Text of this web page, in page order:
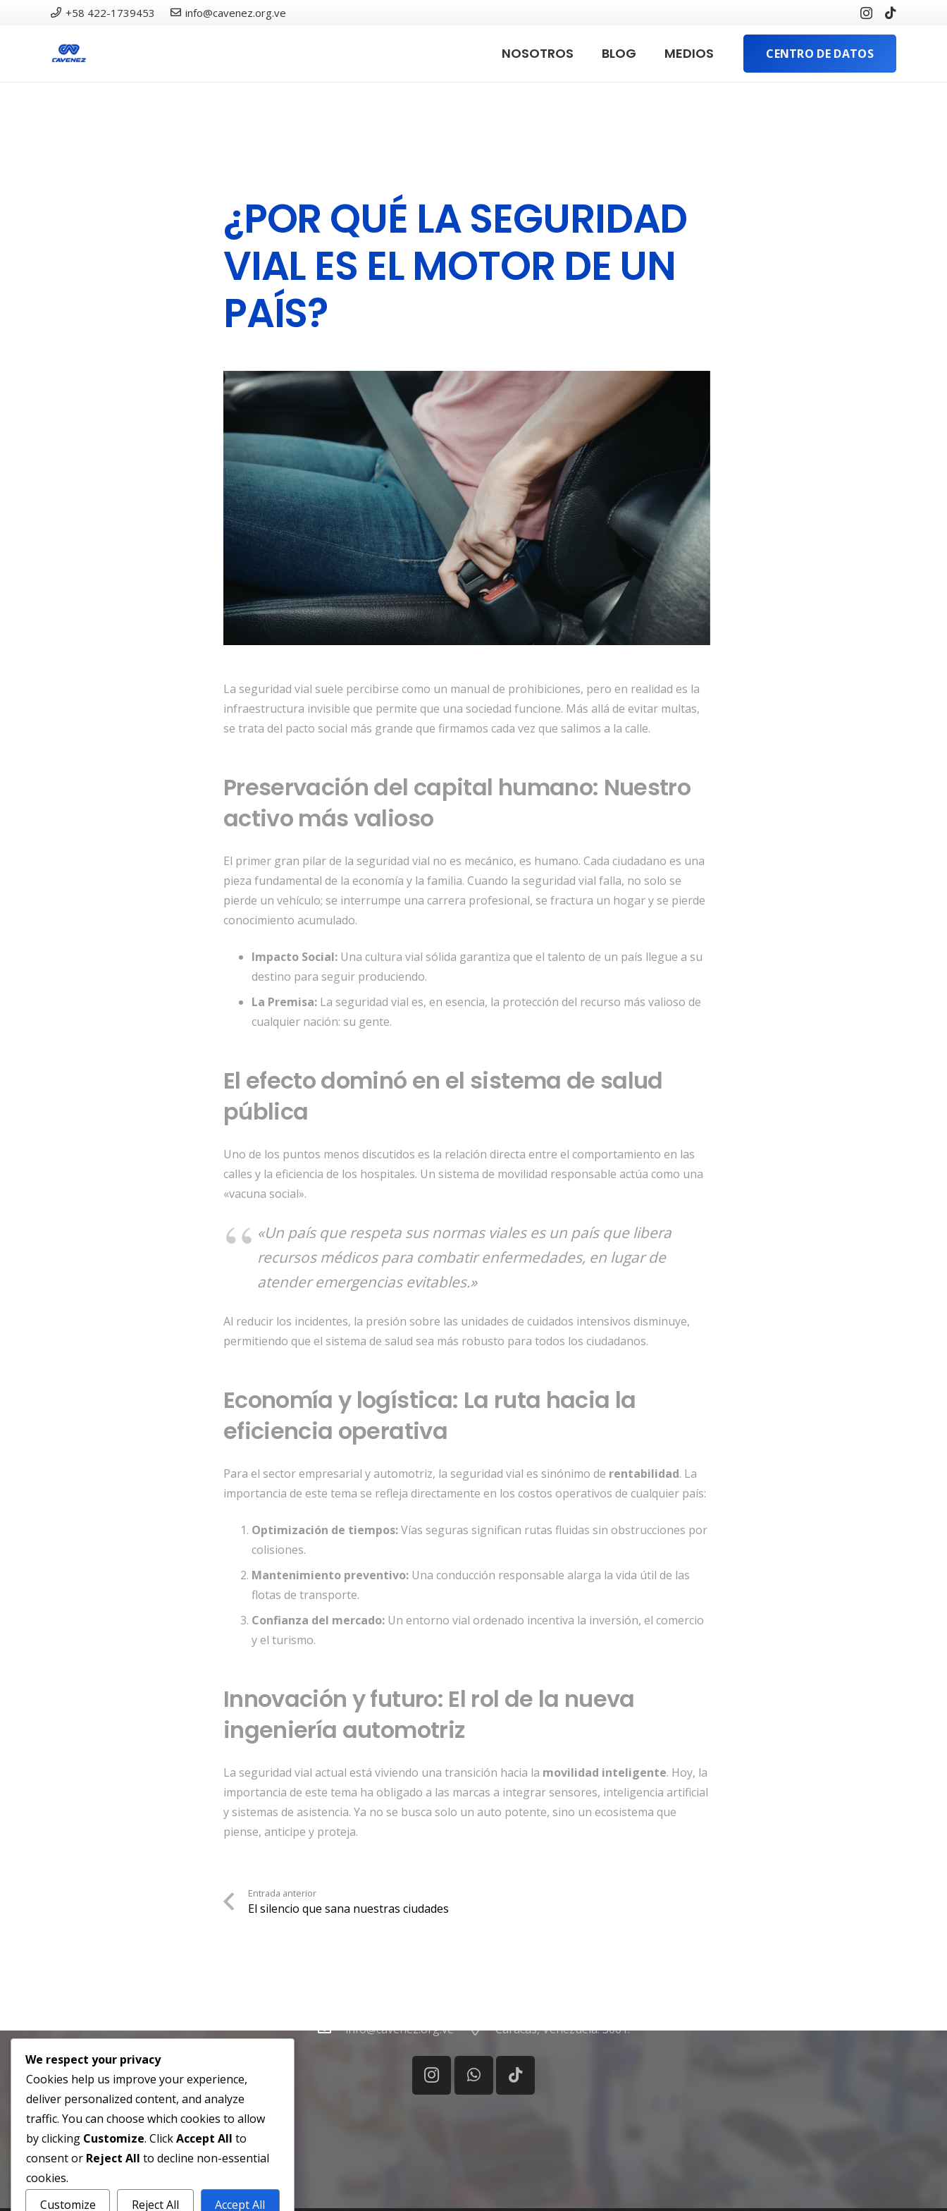
‎+58 422-1739453 info@cavenez.org.ve
NOSOTROS BLOG MEDIOS CENTRO DE DATOS
¿POR QUÉ LA SEGURIDAD
VIAL ES EL MOTOR DE UN
PAÍS?
La seguridad vial suele percibirse como un manual de prohibiciones, pero en realidad es la
infraestructura invisible que permite que una sociedad funcione. Más allá de evitar multas,
se trata del pacto social más grande que firmamos cada vez que salimos a la calle.
Preservación del capital humano: Nuestro
activo más valioso
El primer gran pilar de la seguridad vial no es mecánico, es humano. Cada ciudadano es una
pieza fundamental de la economía y la familia. Cuando la seguridad vial falla, no solo se
pierde un vehículo; se interrumpe una carrera profesional, se fractura un hogar y se pierde
conocimiento acumulado.
Impacto Social:Una cultura vial sólida garantiza que el talento de un país llegue a su
destino para seguir produciendo.
La Premisa:La seguridad vial es, en esencia, la protección del recurso más valioso de
cualquier nación: su gente.
El efecto dominó en el sistema de salud
pública
Uno de los puntos menos discutidos es la relación directa entre el comportamiento en las
calles y la eficiencia de los hospitales. Un sistema de movilidad responsable actúa como una
«vacuna social».
«Un país que respeta sus normas viales es un país que libera
recursos médicos para combatir enfermedades, en lugar de
atender emergencias evitables.»
Al reducir los incidentes, la presión sobre las unidades de cuidados intensivos disminuye,
permitiendo que el sistema de salud sea más robusto para todos los ciudadanos.
Economía y logística: La ruta hacia la
eficiencia operativa
Para el sector empresarial y automotriz, la seguridad vial es sinónimo de rentabilidad. La
importancia de este tema se refleja directamente en los costos operativos de cualquier país:
Optimización de tiempos:Vías seguras significan rutas fluidas sin obstrucciones por
colisiones.
Mantenimiento preventivo:Una conducción responsable alarga la vida útil de las
flotas de transporte.
Confianza del mercado:Un entorno vial ordenado incentiva la inversión, el comercio
y el turismo.
Innovación y futuro: El rol de la nueva
ingeniería automotriz
La seguridad vial actual está viviendo una transición hacia la movilidad inteligente. Hoy, la
importancia de este tema ha obligado a las marcas a integrar sensores, inteligencia artificial
y sistemas de asistencia. Ya no se busca solo un auto potente, sino un ecosistema que
piense, anticipe y proteja.
Entrada anterior
El silencio que sana nuestras ciudades
info@cavenez.org.ve Caracas, Venezuela. 3001.
We respect your privacy
Cookies help us improve your experience,
deliver personalized content, and analyze
traffic. You can choose which cookies to allow
by clicking Customize. ClickAccept All to
consent or Reject All to decline non-essential
cookies.
Customize
Reject All Accept All